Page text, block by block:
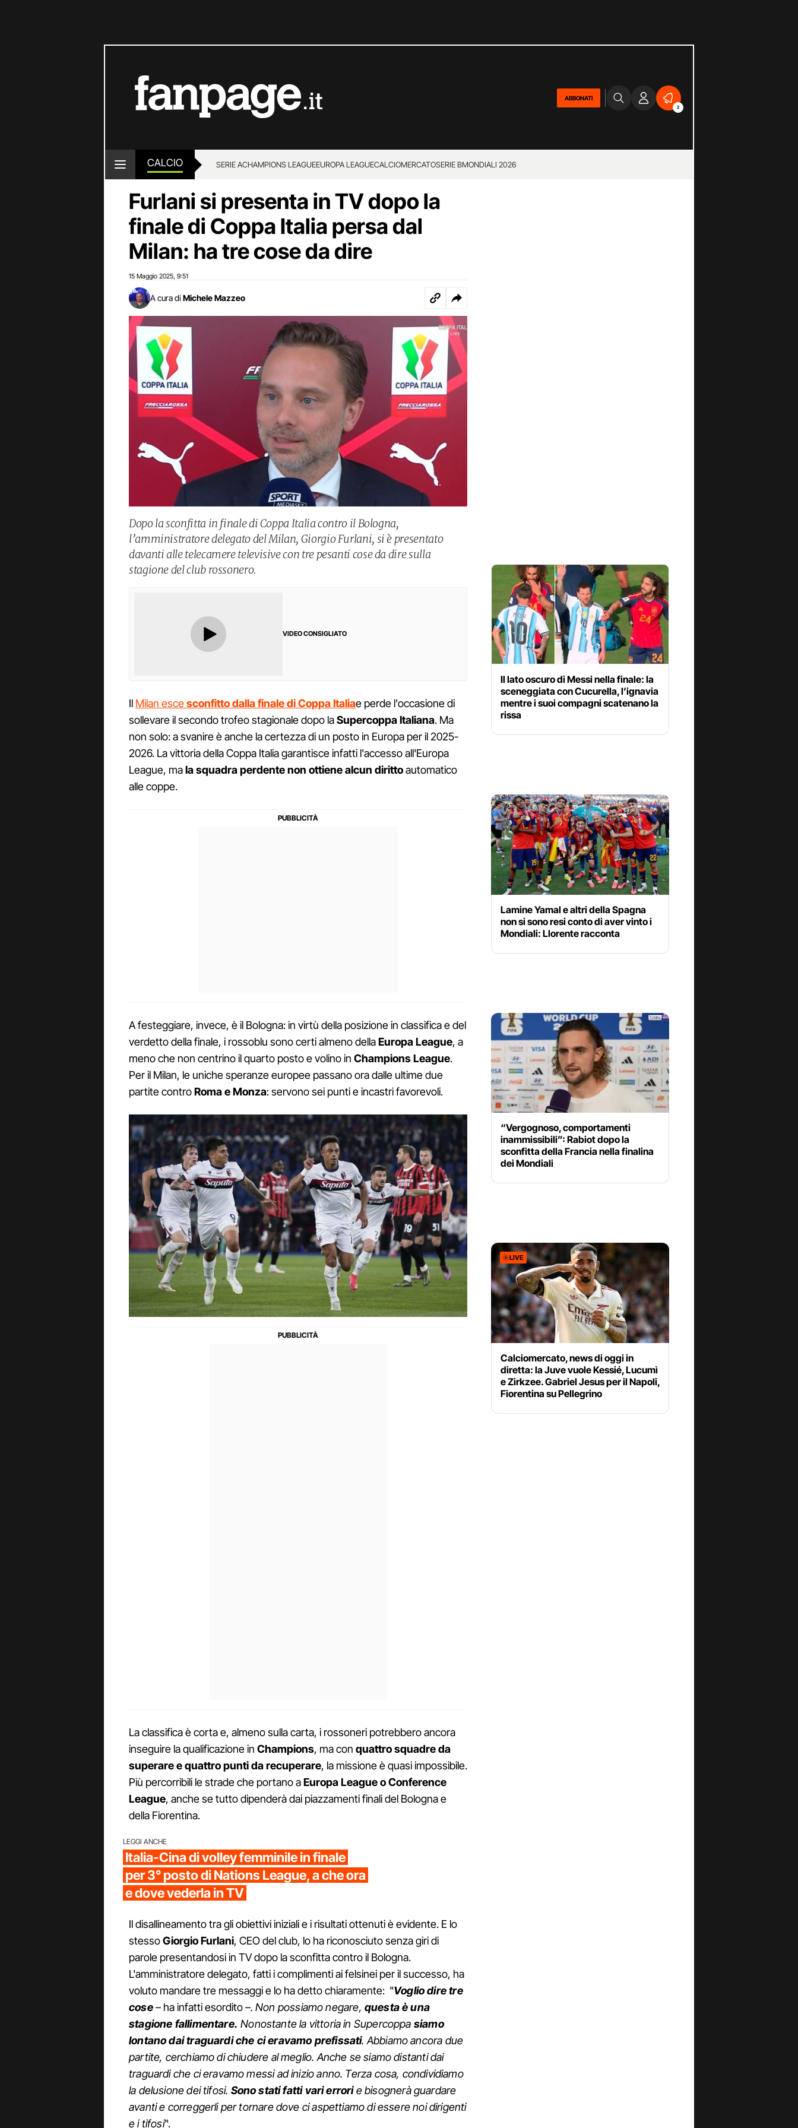
ABBONATI
2
CALCIO SERIE ACHAMPIONS LEAGUEEUROPA LEAGUECALCIOMERCATOSERIE BMONDIALI 2026
Furlani si presenta in TV dopo la
finale di Coppa Italia persa dal
Milan: ha tre cose da dire
15 Maggio 2025 9:51
A cura di Michele Mazzeo
Dopo la sconfitta in finale di Coppa Italia contro il Bologna,
l’amministratore delegato del Milan, Giorgio Furlani, si è presentato
davanti alle telecamere televisive con tre pesanti cose da dire sulla
stagione del club rossonero.
VIDEO CONSIGLIATO
Il Milan escesconfitto dalla finale di Coppa Italiae perde l'occasione di
sollevare il secondo trofeo stagionale dopo laSupercoppa Italiana. Ma
non solo: a svanire è anche la certezza di un posto in Europa per il 2025-
2026. La vittoria della Coppa Italia garantisce infatti l'accesso all'Europa
League, mala squadra perdente non ottiene alcun dirittoautomatico
alle coppe.
A festeggiare, invece, è il Bologna: in virtù della posizione in classifica e del
verdetto della finale, i rossoblu sono certi almeno dellaEuropa League, a
meno che non centrino il quarto posto e volino in Champions League.
Per il Milan, le uniche speranze europee passano ora dalle ultime due
partite controRoma e Monza: servono sei punti e incastri favorevoli.
La classifica è corta e, almeno sulla carta, i rossoneri potrebbero ancora
inseguire la qualificazione in Champions, ma con quattro squadre da
superare e quattro punti da recuperare, la missione è quasi impossibile.
Più percorribili le strade che portano aEuropa League o Conference
League, anche se tutto dipenderà dai piazzamenti finali del Bologna e
della Fiorentina.
LEGGI ANCHE
Italia-Cina di volley femminile in finale
per 3° posto di Nations League, a che ora
e dove vederla in TV
Il disallineamento tra gli obiettivi iniziali e i risultati ottenuti è evidente. E lo
stessoGiorgio Furlani, CEO del club, lo ha riconosciuto senza giri di
parole presentandosi in TV dopo la sconfitta contro il Bologna.
L'amministratore delegato, fatti i complimenti ai felsinei per il successo, ha
voluto mandare tre messaggi e lo ha detto chiaramente: "Voglio dire tre
cose– ha infatti esordito –. Non possiamo negare, questa è una
stagione fallimentare. Nonostante la vittoria in Supercoppa siamo
lontano dai traguardi che ci eravamo prefissati. Abbiamo ancora due
partite, cerchiamo di chiudere al meglio. Anche se siamo distanti dai
traguardi che ci eravamo messi ad inizio anno. Terza cosa, condividiamo
la delusione dei tifosi. Sono stati fatti vari errorie bisognerà guardare
avanti e correggerli per tornare dove ci aspettiamo di essere noi dirigenti
e i tifosi".
Il lato oscuro di Messi nella finale: la
sceneggiata con Cucurella, l’ignavia
mentre i suoi compagni scatenano la
rissa
Lamine Yamal e altri della Spagna
non si sono resi conto di aver vinto i
Mondiali: Llorente racconta
“Vergognoso, comportamenti
inammissibili”: Rabiot dopo la
sconfitta della Francia nella finalina
dei Mondiali
LIVE
Calciomercato, news di oggi in
diretta: la Juve vuole Kessié, Lucumì
e Zirkzee. Gabriel Jesus per il Napoli,
Fiorentina su Pellegrino